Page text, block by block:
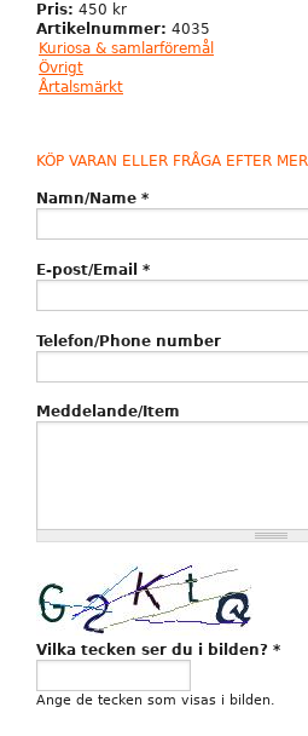
Pris: 450 kr
Artikelnummer: 4035
Kuriosa & samlarföremål
Övrigt
Årtalsmärkt
KÖP VARAN ELLER FRÅGA EFTER
Namn/Name *
E-post/Email *
Telefon/Phone number
Meddelande/Item
Vilka tecken ser du i bilden? *
Ange de tecken som visas i bilden.